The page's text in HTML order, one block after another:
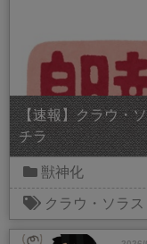
【速報】クラウ・
チラ
獣神化
クラウ・ソラス